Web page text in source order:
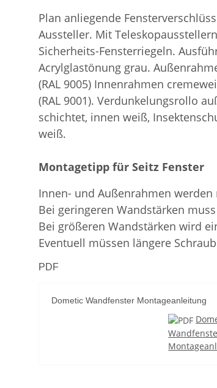
Plan anliegende
Aussteller. Mit
Sicherheits-Fensterriegeln.
Acrylglastönung grau.
(RAL 9005) Innenrahmen
(RAL 9001). Verdunkelungsrollo
schichtet, innen weiß,
weiß.
Montagetipp für Seitz Fenster
Innen- und Außenrahmen
Bei geringeren Wandstärken
Bei größeren Wandstärken wird
Eventuell müssen längere
PDF
Dometic Wandfenster Montageanleitung